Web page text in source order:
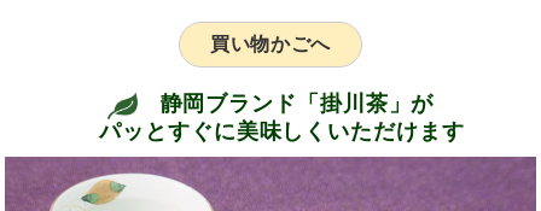
買い物かごへ
静岡ブランド「掛川茶」が
パッとすぐに美味しくいただけます